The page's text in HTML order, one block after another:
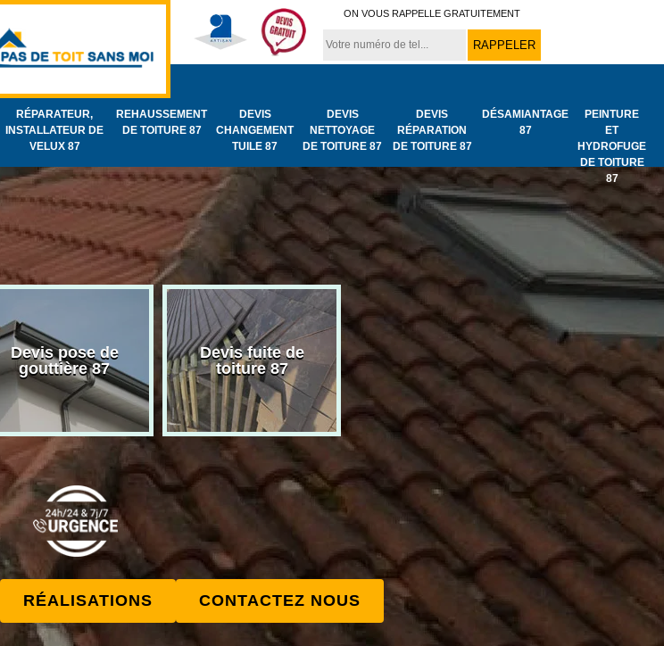
ON VOUS RAPPELLE GRATUITEMENT
RÉPARATEUR,
INSTALLATEUR DE
VELUX 87
REHAUSSEMENT
DE TOITURE 87
DEVIS
CHANGEMENT
TUILE 87
DEVIS
NETTOYAGE
DE TOITURE 87
DEVIS
RÉPARATION
DE TOITURE 87
DÉSAMIANTAGE
87
PEINTURE
ET
HYDROFUGE
DE TOITURE
87
Devis pose de
gouttière 87
Devis fuite de
toiture 87
Bâchage de toiture
87
Urgence
toiture 87
RÉALISATIONS CONTACTEZ NOUS